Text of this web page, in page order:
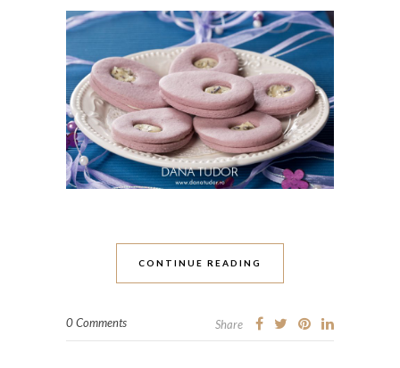
CONTINUE READING
0 Comments Share